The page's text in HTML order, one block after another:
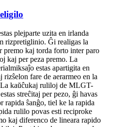
plejparte uzita en irlanda
rizpretiglinio. Ĝi realigas la
premo kaj torda forto inter paro
kaj per peza premo. La
estas apartigita en
rizŝelon fare de aerarmeo en la
kaŭĉukaj ruliloj de MLGT-
streĉitaj per pezo, ĝi havas
rapida ŝanĝo, tiel ke la rapida
rulilo povas esti reciproke
kaj diferenco de lineara rapido